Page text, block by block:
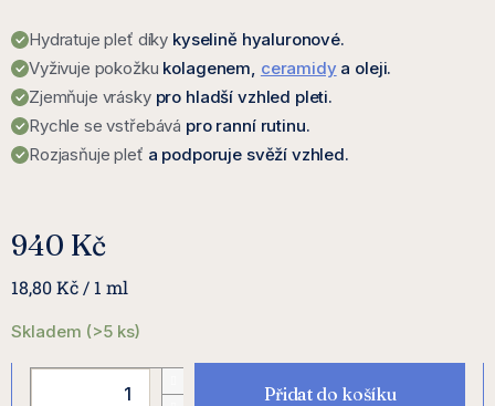
940 Kč
Měrná
18,80 Kč / 1 ml
Skladem (>5 ks)
Přidat do košíku
Hydratuje pleť díky kyselině hyaluronové.
Vyživuje pokožku kolagenem, ceramidy a oleji.
Zjemňuje vrásky pro hladší vzhled pleti.
Rychle se vstřebává pro ranní rutinu.
Rozjasňuje pleť a podporuje svěží vzhled.